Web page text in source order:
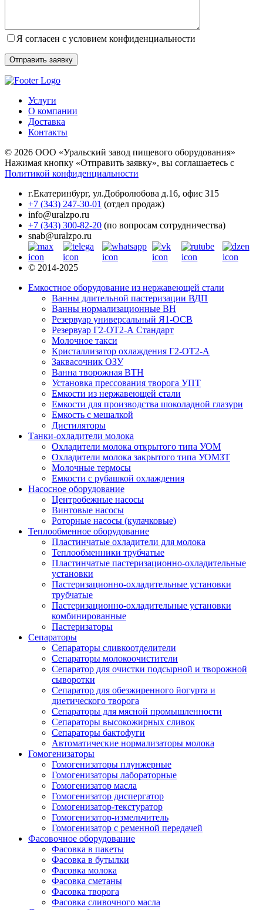
Я согласен с условием конфиденциальности
Услуги
О компании
Доставка
Контакты
© 2026 ООО «Уральский завод пищевого оборудования»
Нажимая кнопку «Отправить заявку», вы соглашаетесь с
Политикой конфиденциальности
г.Екатеринбург, ул.Добролюбова д.16, офис 315
+7 (343) 247-30-01 (отдел продаж)
info@uralzpo.ru
+7 (343) 300-82-20 (по вопросам сотрудничества)
snab@uralzpo.ru
© 2014-2025
Емкостное оборудование из нержавеющей стали
Ванны длительной пастеризации ВДП
Ванны нормализационные ВН
Резервуар универсальный Я1-ОСВ
Резервуар Г2-ОТ2-А Стандарт
Молочное такси
Кристаллизатор охлаждения Г2-ОТ2-А
Заквасочник ОЗУ
Ванна творожная ВТН
Установка прессования творога УПТ
Емкости из нержавеющей стали
Емкости для производства шоколадной глазури
Емкость с мешалкой
Дистиляторы
Танки-охладители молока
Охладители молока открытого типа УОМ
Охладители молока закрытого типа УОМЗТ
Молочные термосы
Емкости с рубашкой охлаждения
Насосное оборудование
Центробежные насосы
Винтовые насосы
Роторные насосы (кулачковые)
Теплообменное оборудование
Пластинчатые охладители для молока
Теплообменники трубчатые
Пластинчатые пастеризационно-охладительные
установки
Пастеризационно-охладительные установки
трубчатые
Пастеризационно-охладительные установки
комбинированные
Пастеризаторы
Сепараторы
Сепараторы сливкоотделители
Сепараторы молокоочистители
Сепаратор для очистки подсырной и творожной
сыворотки
Сепаратор для обезжиренного йогурта и
диетического творога
Сепараторы для мясной промышленности
Сепараторы высокожирных сливок
Сепараторы бактофуги
Автоматические нормализаторы молока
Гомогенизаторы
Гомогенизаторы плунжерные
Гомогенизаторы лабораторные
Гомогенизатор масла
Гомогенизатор диспергатор
Гомогенизатор-текстуратор
Гомогенизатор-измельчитель
Гомогенизатор с ременной передачей
Фасовочное оборудование
Фасовка в пакеты
Фасовка в бутылки
Фасовка молока
Фасовка сметаны
Фасовка творога
Фасовка сливочного масла